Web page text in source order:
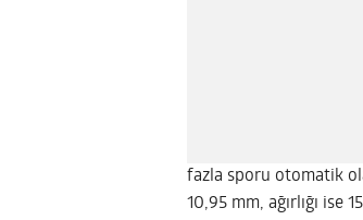
fazla sporu otomatik
10,95 mm, ağırlığı ise